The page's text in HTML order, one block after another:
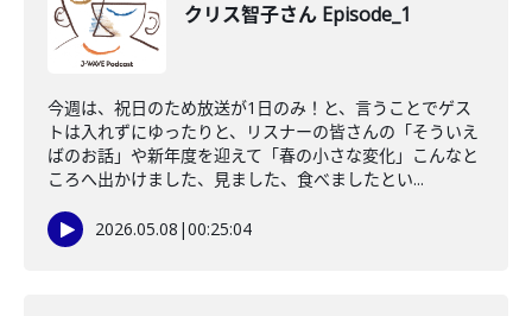
クリス智子さん Episode_1
今週は、祝日のため放送が1日のみ！と、言うことでゲス
トは入れずにゆったりと、リスナーの皆さんの「そういえ
ばのお話」や新年度を迎えて「春の小さな変化」こんなと
ころへ出かけました、見ました、食べましたとい...
2026.05.08 |00:25:04